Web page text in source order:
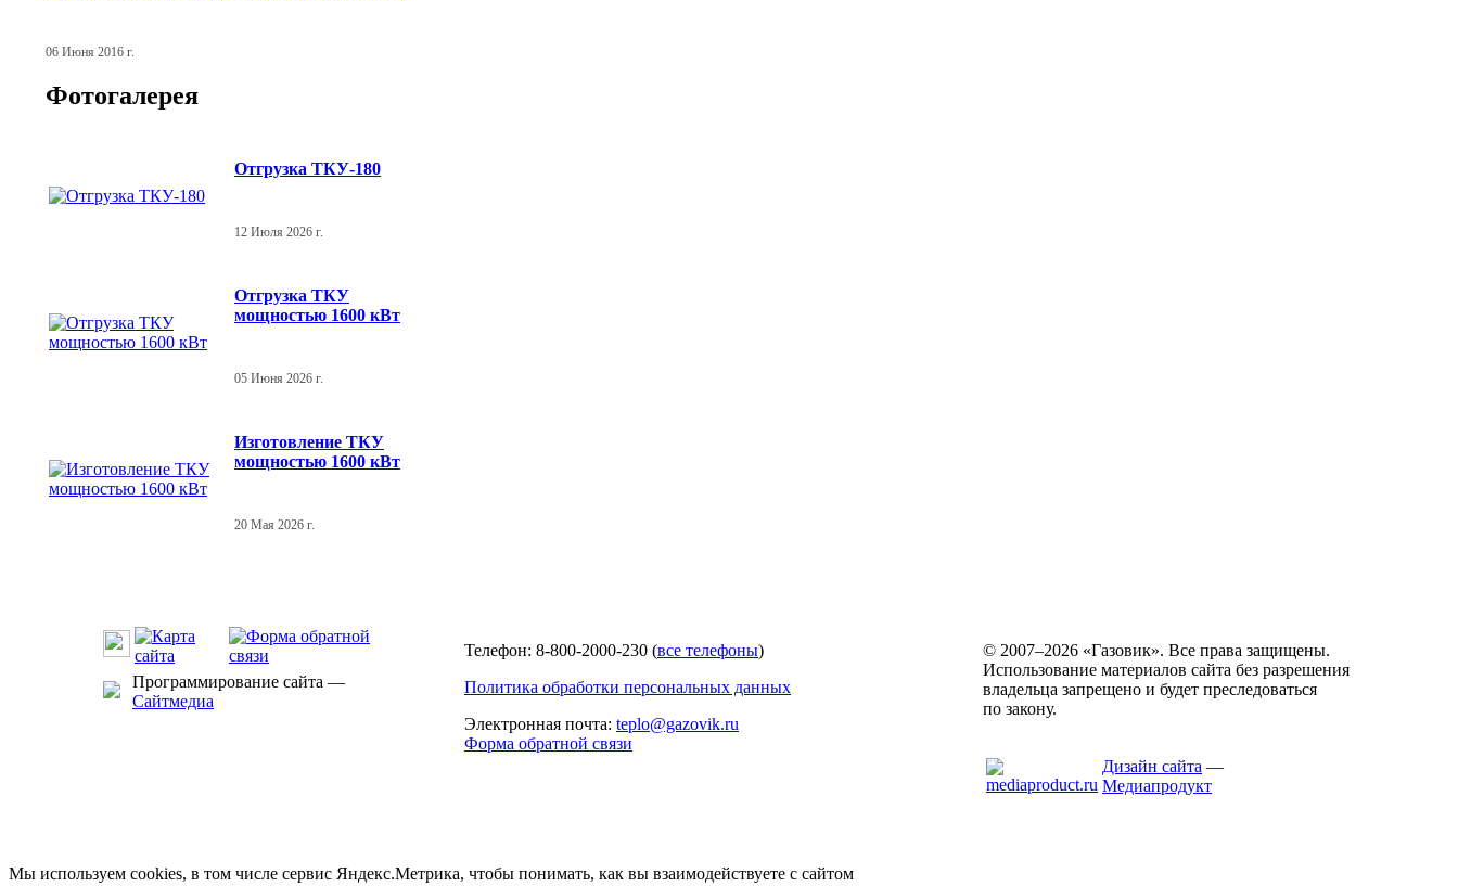
06 Июня 2016 г.
Фотогалерея
Отгрузка ТКУ-180
12 Июля 2026 г.
Отгрузка ТКУ
мощностью 1600 кВт
05 Июня 2026 г.
Изготовление ТКУ
мощностью 1600 кВт
20 Мая 2026 г.
Программирование сайта —
Сайтмедиа
Телефон: 8-800-2000-230 (все телефоны)
Политика обработки персональных данных
Электронная почта: teplo@gazovik.ru
Форма обратной связи
© 2007–2026 «Газовик». Все права защищены.
Использование материалов сайта без разрешения
владельца запрещено и будет преследоваться
по закону.
Дизайн сайта —
Медиапродукт
Мы используем cookies, в том числе сервис Яндекс.Метрика, чтобы понимать, как вы взаимодействуете с сайтом